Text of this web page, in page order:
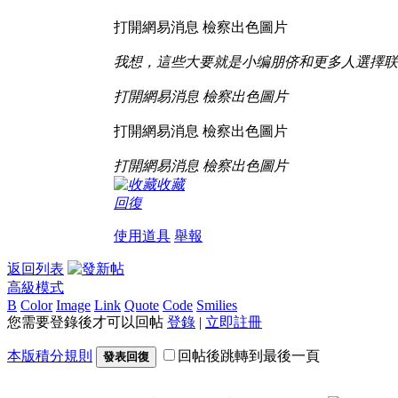
打開網易消息 檢察出色圖片
我想，這些大要就是小编朋侪和更多人選擇
打開網易消息 檢察出色圖片
打開網易消息 檢察出色圖片
打開網易消息 檢察出色圖片
收藏
回復
使用道具 舉報
返回列表
高級模式
B Color Image Link Quote Code Smilies
您需要登錄後才可以回帖 登錄 | 立即註冊
本版積分規則 發表回復 回帖後跳轉到最後一頁